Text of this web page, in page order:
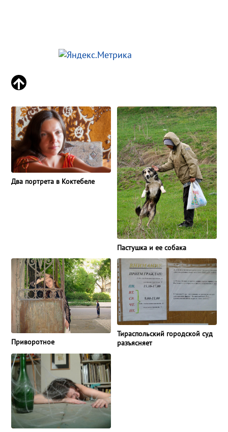
Два портрета в Коктебеле
Пастушка и ее собака
Приворотное
Тираспольский городской суд
разъясняет